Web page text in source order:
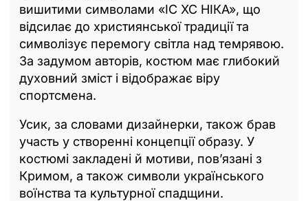
вишитими символами «ІС ХС НІКА», що
відсилає до християнської традиції та
символізує перемогу світла над темрявою.
За задумом авторів, костюм має глибокий
духовний зміст і відображає віру
спортсмена.
Усик, за словами дизайнерки, також брав
участь у створенні концепції образу. У
костюмі закладені й мотиви, пов’язані з
Кримом, а також символи українського
воїнства та культурної спадщини.